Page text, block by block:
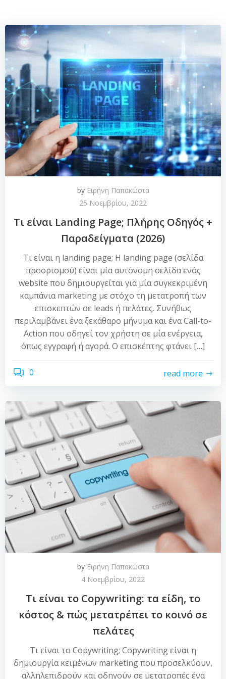
by Ειρήνη Παπακώστα
25 Νοεμβρίου, 2022
Τι είναι Landing Page; Πλήρης Οδηγός +
Παραδείγματα (2026)
Τι είναι η landing page; Η landing page (σελίδα
προορισμού) είναι μία αυτόνομη σελίδα ενός
website που δημιουργείται για μία συγκεκριμένη
καμπάνια marketing με στόχο τη μετατροπή των
επισκεπτών σε leads ή πελάτες. Συνήθως
περιλαμβάνει ένα ξεκάθαρο μήνυμα και ένα Call-to-
Action που οδηγεί τον χρήστη σε μία ενέργεια,
όπως εγγραφή ή αγορά. Ο επισκέπτης φτάνει […]
0 read more
by Ειρήνη Παπακώστα
4 Νοεμβρίου, 2022
Τι είναι το Copywriting: τα είδη, το
κόστος & πώς μετατρέπει το κοινό σε
πελάτες
Τι είναι το Copywriting; Copywriting είναι η
δημιουργία κειμένων marketing που προσελκύουν,
αλληλεπιδρούν και οδηγούν σε μετατροπές ένα